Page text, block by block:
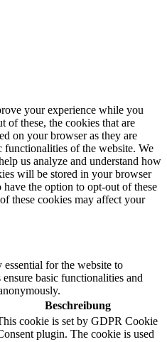
your experience while you
of these, the cookies that are
on your browser as they are
of the website. We
us analyze and understand how
will be stored in your browser
the option to opt-out of these
these cookies may affect your
essential for the website to
basic functionalities and
Beschreibung
cookie is set by GDPR Cookie
plugin. The cookie is used